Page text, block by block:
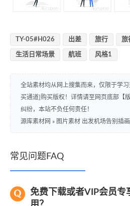
TY-05#H026 出差 旅行 旅
生活日常场景 航班 风格1
全站素材均从网上搜集而来，仅限于学
买通道]购买版权！详情请至网页底部【
纠纷，本站不负任何责任！
源库素材网 » 图片素材 出发机场告别插
常见问题FAQ
免费下载或者VIP会员专